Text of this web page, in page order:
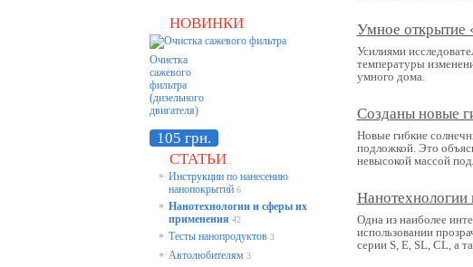
НОВИНКИ
Очистка
сажевого
фильтра
(дизельного
двигателя)
105 грн.
СТАТЬИ
* Инструкции по нанесению
нанопокрытий 6
* Нанотехнологии и сферы их
применения 42
* Тесты нанопродуктов 3
* Автолюбителям 3
Умное открытие
Усилиями
температуры
умного дома.
Созданы новые
Новые гибкие
подложкой. Это
невысокой массой
Нанотехнологии
Одна из наиболее
использовании
серии S, E, SL, CL, а